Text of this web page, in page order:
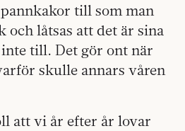
till som man
och låtsas att det är sina
till. Det gör ont när
skulle annars våren
att vi år efter år lovar